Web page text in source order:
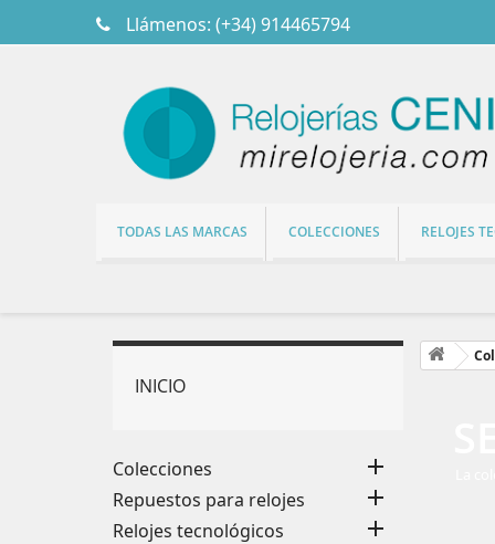
Llámenos: (+34) 914465794
TODAS LAS MARCAS COLECCIONES RELOJES
INICIO
Colecciones 
Repuestos para relojes 
Relojes tecnológicos 